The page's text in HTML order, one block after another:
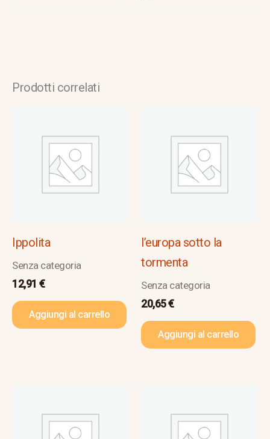
Prodotti correlati
Ippolita
Senza categoria
12,91 €
Aggiungi al carrello
l’europa sotto la
tormenta
Senza categoria
20,65€
Aggiungi al carrello